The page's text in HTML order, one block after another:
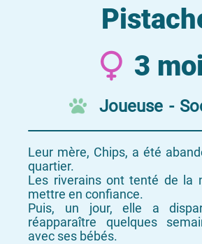
3
Joueuse -
Leur mère, Chips, a été
quartier.
Les riverains ont tenté de la
mettre en confiance.
Puis, un jour, elle a
réapparaître quelques
avec ses bébés.